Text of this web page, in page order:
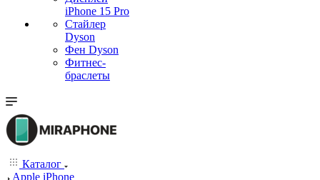
iPhone 15 Pro
Стайлер
Dyson
Фен Dyson
Фитнес-
браслеты
Каталог
Apple iPhone